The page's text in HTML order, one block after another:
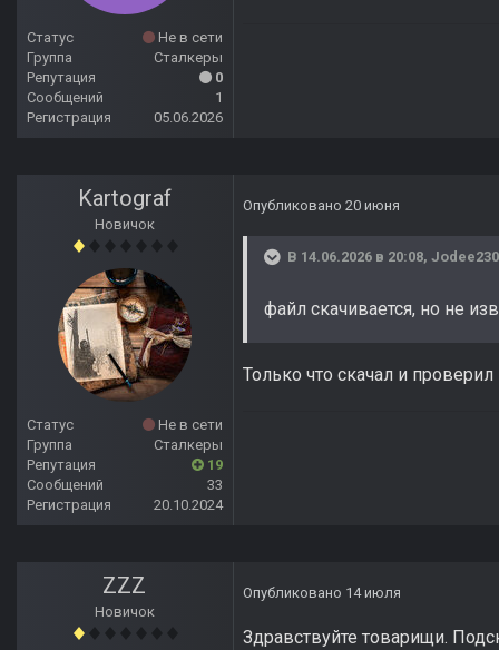
Статус
Не в сети
Группа
Сталкеры
Репутация
0
Сообщений
1
Регистрация
05.06.2026
Kartograf
Новичок
Статус
Не в сети
Группа
Сталкеры
Репутация
19
Сообщений
33
Регистрация
20.10.2024
Опубликовано 20 июня
В 14.06.2026 в 20:08,
файл скачивается, но не
Только что скачал и
ZZZ
Новичок
Опубликовано 14 июля
Здравствуйте товарищи.